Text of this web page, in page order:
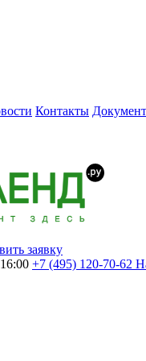
Контакты
заявку
+7 (495) 120-70-62